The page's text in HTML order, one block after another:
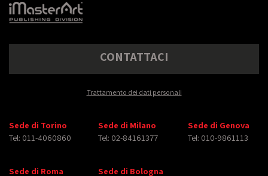
CONTATTACI
Trattamento dei dati personali
Sede di Torino
Tel: 011-4060860
Sede di Milano
Tel: 02-84161377
Sede di Genova
Tel: 010-9861113
Sede di Roma Sede di Bologna